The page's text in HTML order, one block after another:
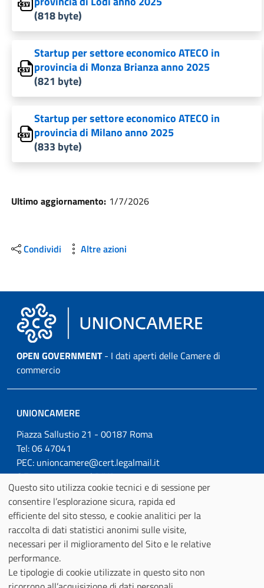
(818 byte)
Startup per settore economico ATECO in
provincia di Monza Brianza anno 2025
(821 byte)
Startup per settore economico ATECO in
provincia di Milano anno 2025
(833 byte)
Ultimo aggiornamento: 1/7/2026
Condividi Altre azioni
OPEN GOVERNMENT- I dati aperti delle Camere di
commercio
UNIONCAMERE
Piazza Sallustio 21 - 00187 Roma
Tel: 06 47041
PEC: unioncamere@cert.legalmail.it
C.F.01484460587 | P.IVA: 01000211001
IL PROGETTO
DATASET
COME FRUIRE DEI DATI
Cookie
policy
Questo sito utilizza cookie tecnici e di sessione per
consentire l’esplorazione sicura, rapida ed
efficiente del sito stesso, e cookie analitici per la
raccolta di dati statistici anonimi sulle visite,
necessari per il miglioramento del Sito e le relative
performance.
Le tipologie di cookie utilizzate in questo sito non